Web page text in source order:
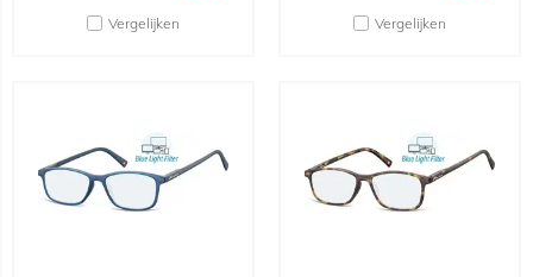
Vergelijken Vergelijken